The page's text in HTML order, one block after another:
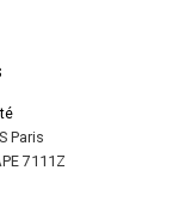
Paris
7111Z